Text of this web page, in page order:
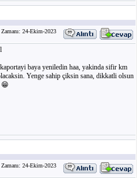
24-Ekim-2023
baya yeniledin haa, yakinda sifir km
Yenge sahip çiksin sana, dikkatli olsun
😁
24-Ekim-2023